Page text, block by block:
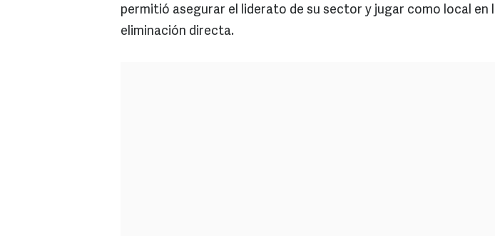
permitió asegurar el liderato de su sector y jugar como local en
eliminación directa.